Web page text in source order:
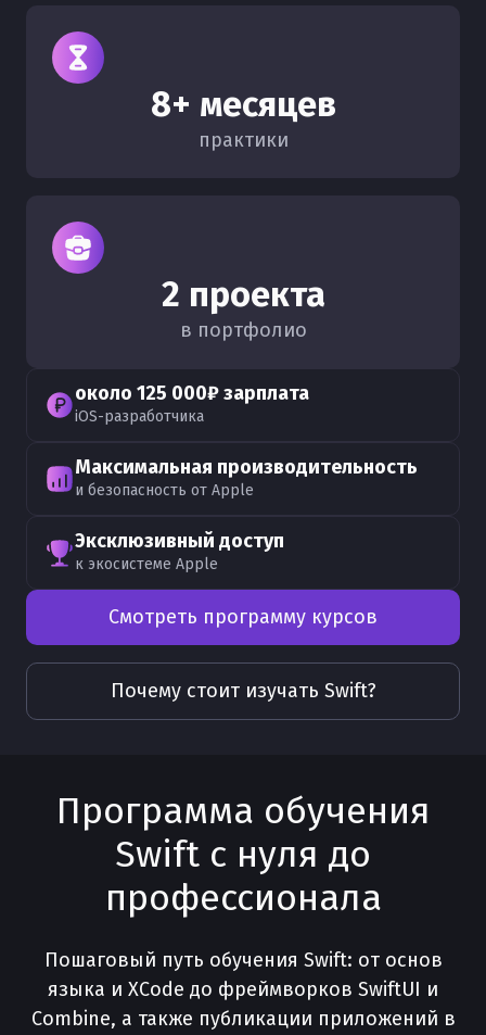
8+ месяцев
практики
2 проекта
в портфолио
около 125 000₽ зарплата
iOS-разработчика
Максимальная производительность
и безопасность от Apple
Эксклюзивный доступ
к экосистеме Apple
Смотреть программу курсов
Почему стоит изучать Swift?
Программа обучения
Swift с нуля до
профессионала
Пошаговый путь обучения Swift: от основ
языка и XCode до фреймворков SwiftUI и
Combine, а также публикации приложений в